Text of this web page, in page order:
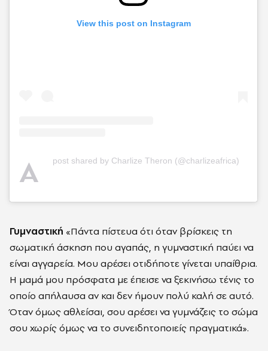
View this post on Instagram
A post shared by Charlize Theron (@charlizeafrica)
Γυμναστική «Πάντα πίστευα ότι όταν βρίσκεις τη
σωματική άσκηση που αγαπάς, η γυμναστική παύει να
είναι αγγαρεία. Μου αρέσει οτιδήποτε γίνεται υπαίθρια.
Η μαμά μου πρόσφατα με έπεισε να ξεκινήσω τένις το
οποίο απήλαυσα αν και δεν ήμουν πολύ καλή σε αυτό.
Όταν όμως αθλείσαι, σου αρέσει να γυμνάζεις το σώμα
σου χωρίς όμως να το συνειδητοποιείς πραγματικά».